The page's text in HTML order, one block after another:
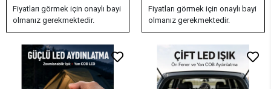
Fiyatları görmek için onaylı bayi
olmanız gerekmektedir.
Fiyatları görmek için onaylı bayi
olmanız gerekmektedir.